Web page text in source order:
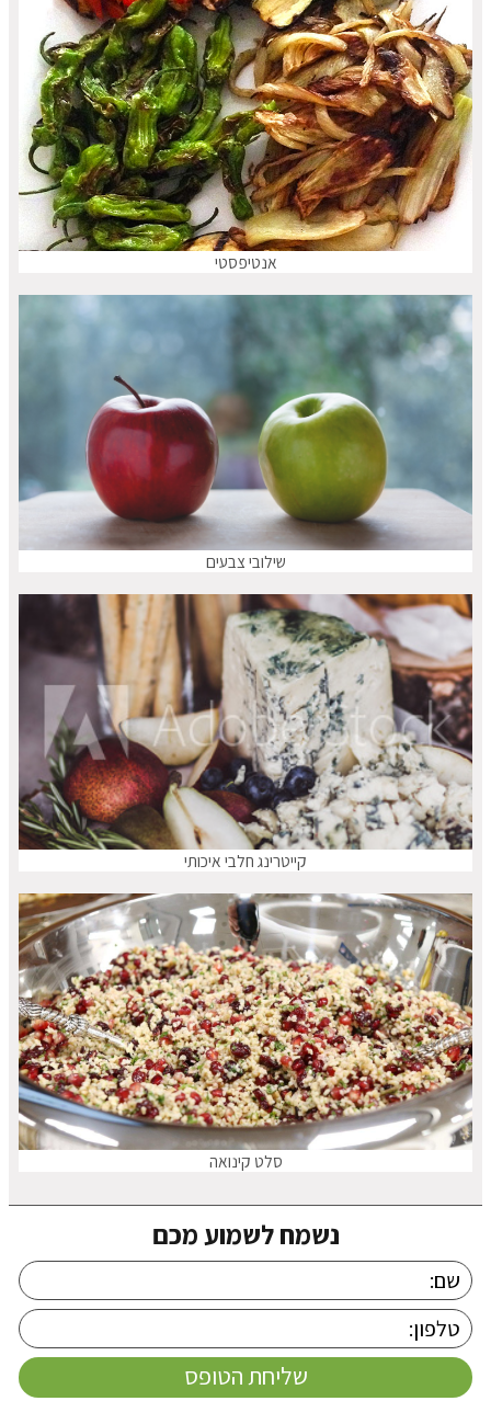
אנטיפסטי
שילובי צבעים
קייטרינג חלבי איכותי
סלט קינואה
נשמח לשמוע מכם